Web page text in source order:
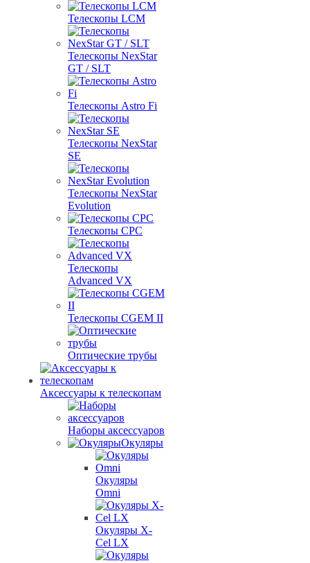
Телескопы LCM
Телескопы NexStar
GT / SLT
Телескопы Astro Fi
Телескопы NexStar
SE
Телескопы NexStar
Evolution
Телескопы CPC
Телескопы
Advanced VX
Телескопы CGEM II
Оптические трубы
Аксессуары к телескопам
Наборы аксессуаров
Окуляры
Окуляры
Omni
Окуляры X-
Сel LX